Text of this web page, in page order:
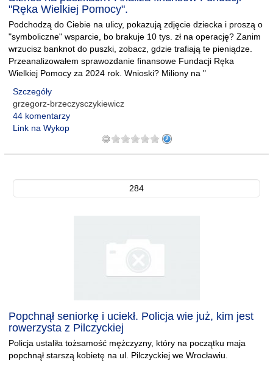
"Ręka Wielkiej Pomocy".
Podchodzą do Ciebie na ulicy, pokazują zdjęcie dziecka i proszą o
"symboliczne" wsparcie, bo brakuje 10 tys. zł na operację? Zanim
wrzucisz banknot do puszki, zobacz, gdzie trafiają te pieniądze.
Przeanalizowałem sprawozdanie finansowe Fundacji Ręka
Wielkiej Pomocy za 2024 rok. Wnioski? Miliony na "
Szczegóły
grzegorz-brzeczysczykiewicz
44 komentarzy
Link na Wykop
284
Popchnął seniorkę i uciekł. Policja wie już, kim jest
rowerzysta z Pilczyckiej
Policja ustaliła tożsamość mężczyzny, który na początku maja
popchnął starszą kobietę na ul. Pilczyckiej we Wrocławiu.